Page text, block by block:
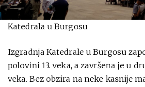
Katedrala u Burgosu
Izgradnja Katedrale u Burgosu
polovini 13. veka, a završena je u
veka. Bez obzira na neke kasnije